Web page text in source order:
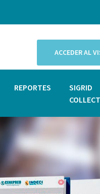
ACCEDER AL
REPORTES
SIGRID
COLLECT